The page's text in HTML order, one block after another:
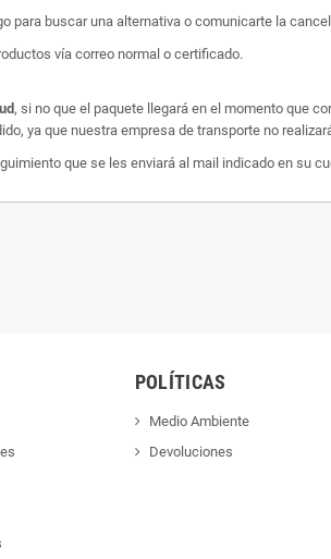
para buscar una alternativa o comunicarte la
vía correo normal o certificado.
, si no que el paquete llegará en el momento que
ya que nuestra empresa de transporte no
que se les enviará al mail indicado en su
POLÍTICAS
Medio Ambiente
Devoluciones